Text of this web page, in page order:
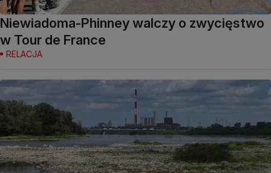
Niewiadoma-Phinney walczy o zwycięstwo
w Tour de France
RELACJA